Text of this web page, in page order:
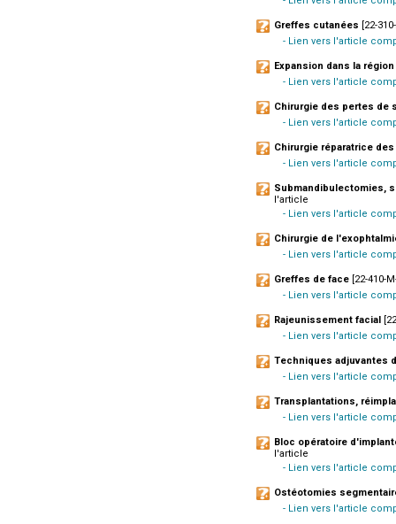
Greffes cutanées [22-
- Lien vers l'article
Expansion dans la
- Lien vers l'article
Chirurgie des pertes de
- Lien vers l'article
Chirurgie réparatrice
- Lien vers l'article
Submandibulectomies,
l'article
- Lien vers l'article
Chirurgie de
- Lien vers l'article
Greffes de face [22-410-
- Lien vers l'article
Rajeunissement facial
- Lien vers l'article
Techniques adjuvantes
- Lien vers l'article
Transplantations,
- Lien vers l'article
Bloc opératoire
l'article
- Lien vers l'article
Ostéotomies
- Lien vers l'article